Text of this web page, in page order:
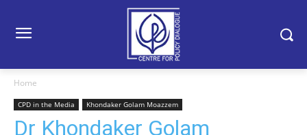
Home
CPD in the Media Khondaker Golam Moazzem
Dr Khondaker Golam